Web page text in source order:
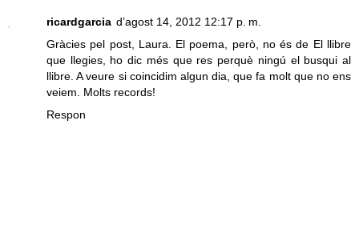
ricardgarcia d’agost 14, 2012 12:17 p. m.
Gràcies pel post, Laura. El poema, però, no és de El llibre
que llegies, ho dic més que res perquè ningú el busqui al
llibre. A veure si coincidim algun dia, que fa molt que no ens
veiem. Molts records!
Respon